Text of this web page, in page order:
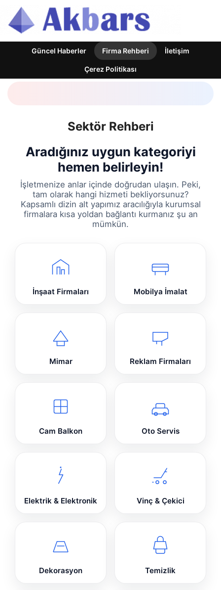
Güncel Haberler Firma Rehberi İletişim
Çerez Politikası
Sektör Rehberi
Aradığınız uygun kategoriyi
hemen belirleyin!
İşletmenize anlar içinde doğrudan ulaşın. Peki,
tam olarak hangi hizmeti bekliyorsunuz?
Kapsamlı dizin alt yapımız aracılığıyla kurumsal
firmalara kısa yoldan bağlantı kurmanız şu an
mümkün.
İnşaat Firmaları Mobilya İmalat
Mimar Reklam Firmaları
Cam Balkon Oto Servis
Elektrik & Elektronik Vinç & Çekici
Dekorasyon Temizlik